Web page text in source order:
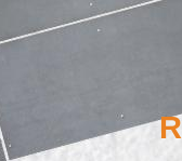
R